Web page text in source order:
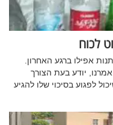
לכוח
אפילו ברגע האחרון.
יודע בעת הצורך
לפגוע בסיכוי שלו להגיע